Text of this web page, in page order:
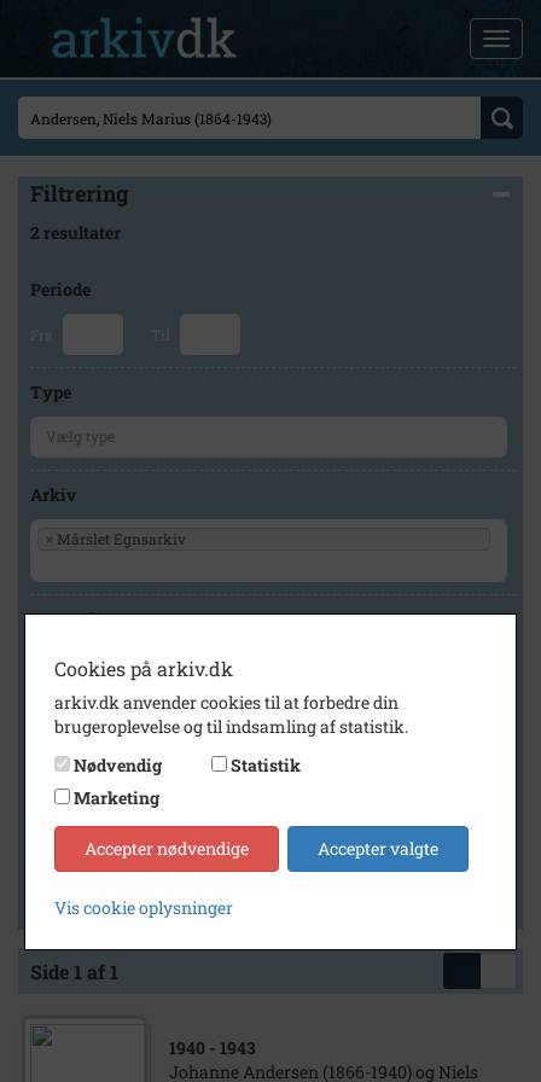
Filtrering
2 resultater
Periode
Fra Til
Type
Arkiv
× Mårslet Egnsarkiv
Geografi
Generelt
Vis kun med billeder
Vis kun med filmklip
Vis kun med lydklip
Vis kun med kilder
Vis kun med geo-tag
Side 1 af 1
1940 - 1943
Johanne Andersen (1866-1940) og Niels
Cookies på arkiv.dk
arkiv.dk anvender cookies til at forbedre din
brugeroplevelse og til indsamling af statistik.
Nødvendig
Statistik
Marketing
Accepter nødvendige Accepter valgte
Vis cookie oplysninger